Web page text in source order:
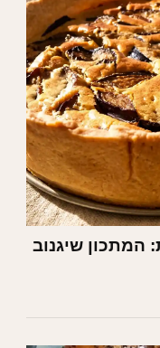
המתכון שיגנוב